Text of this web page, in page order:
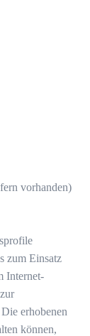
vorhanden)
zum Einsatz
Internet-
erhobenen
können,